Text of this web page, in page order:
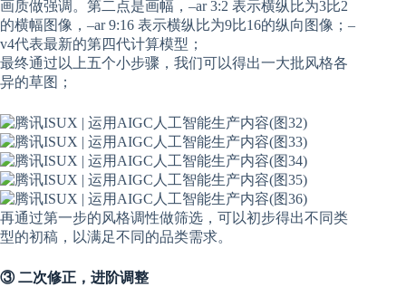
画质做强调。第二点是画幅，–ar 3:2 表示横纵比为3比2
的横幅图像，–ar 9:16 表示横纵比为9比16的纵向图像；–
v4代表最新的第四代计算模型；
最终通过以上五个小步骤，我们可以得出一大批风格各
异的草图；
再通过第一步的风格调性做筛选，可以初步得出不同类
型的初稿，以满足不同的品类需求。
③ 二次修正，进阶调整